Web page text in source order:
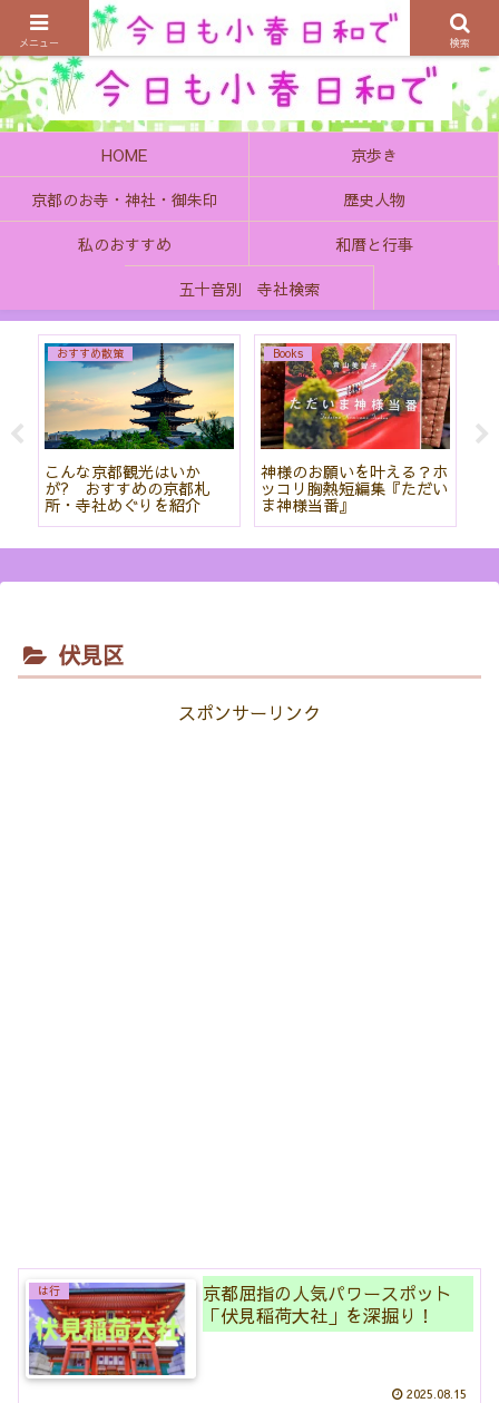
京都の町で歴史を楽しむ、そんなゆったり気分を感じてみませんか
HOME
京歩き
京都のお寺・神社・御朱印
歴史人物
私のおすすめ
和暦と行事
五十音別 寺社検索
おすすめ散策
こんな京都観光はいか
が? おすすめの京都札
所・寺社めぐりを紹介
Books
神様のお願いを叶える？ホ
ッコリ胸熱短編集『ただい
ま神様当番』
伏見区
スポンサーリンク
は行
京都屈指の人気パワースポット
「伏見稲荷大社」を深掘り！
2025.08.15
メニュー 検索